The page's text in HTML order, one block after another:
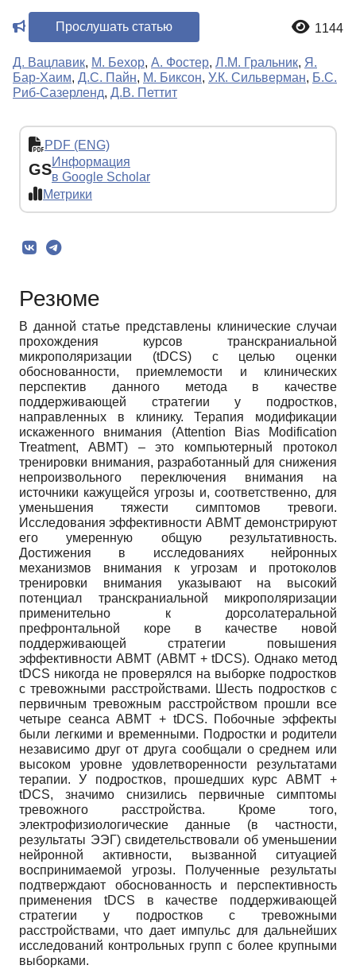
Прослушать статью 1144
Д. Вацлавик, М. Бехор, А. Фостер, Л.М. Гральник, Я.
Бар-Хаим, Д.С. Пайн, М. Биксон, У.К. Сильверман, Б.С.
Риб-Сазерленд, Д.В. Петтит
PDF (ENG)
GSИнформация
в Google Scholar
Метрики
Резюме
В данной статье представлены клинические случаи
прохождения курсов транскраниальной
микрополяризации (tDCS) с целью оценки
обоснованности, приемлемости и клинических
перспектив данного метода в качестве
поддерживающей стратегии у подростков,
направленных в клинику. Терапия модификации
искаженного внимания (Attention Bias Modification
Treatment, ABMT) – это компьютерный протокол
тренировки внимания, разработанный для снижения
непроизвольного переключения внимания на
источники кажущейся угрозы и, соответственно, для
уменьшения тяжести симптомов тревоги.
Исследования эффективности ABMT демонстрируют
его умеренную общую результативность.
Достижения в исследованиях нейронных
механизмов внимания к угрозам и протоколов
тренировки внимания указывают на высокий
потенциал транскраниальной микрополяризации
применительно к дорсолатеральной
префронтальной коре в качестве новой
поддерживающей стратегии повышения
эффективности ABMT (ABMT + tDCS). Однако метод
tDCS никогда не проверялся на выборке подростков
с тревожными расстройствами. Шесть подростков с
первичным тревожным расстройством прошли все
четыре сеанса ABMT + tDCS. Побочные эффекты
были легкими и временными. Подростки и родители
независимо друг от друга сообщали о среднем или
высоком уровне удовлетворенности результатами
терапии. У подростков, прошедших курс ABMT +
tDCS, значимо снизились первичные симптомы
тревожного расстройства. Кроме того,
электрофизиологические данные (в частности,
результаты ЭЭГ) свидетельствовали об уменьшении
нейронной активности, вызванной ситуацией
воспринимаемой угрозы. Полученные результаты
подтверждают обоснованность и перспективность
применения tDCS в качестве поддерживающей
стратегии у подростков с тревожными
расстройствами, что дает импульс для дальнейших
исследований контрольных групп с более крупными
выборками.